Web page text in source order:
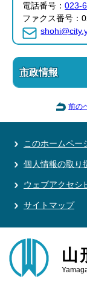
電話番号：023-
ファクス番号：
市政情報
前の
このホームペー
個人情報の取り
ウェブアクセシ
サイトマップ
山